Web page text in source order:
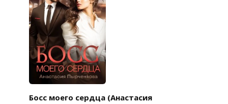
Босс моего сердца (Анастасия